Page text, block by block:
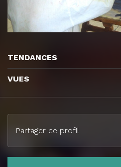
Partager ce profil
TENDANCES
VUES